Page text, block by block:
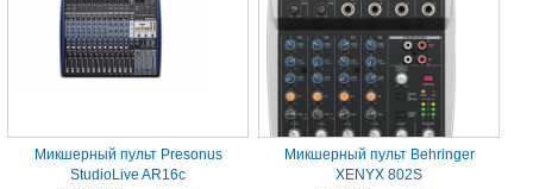
Микшерный пульт Presonus
StudioLive AR16c
Микшерный пульт Behringer
XENYX 802S